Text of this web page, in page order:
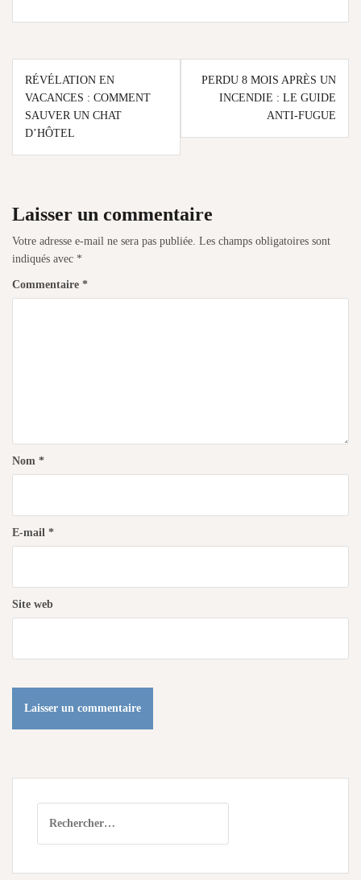
Navigation
de
l’article
RÉVÉLATION EN
VACANCES : COMMENT
SAUVER UN CHAT
D’HÔTEL
PERDU 8 MOIS APRÈS UN
INCENDIE : LE GUIDE
ANTI‑FUGUE
Laisser un commentaire
Votre adresse e-mail ne sera pas publiée. Les champs obligatoires sont
indiqués avec *
Commentaire *
Nom *
E-mail *
Site web